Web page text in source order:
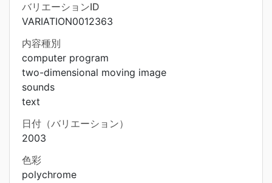
バリエーションID
VARIATION0012363
内容種別
computer program
two-dimensional moving image
sounds
text
日付（バリエーション）
2003
色彩
polychrome